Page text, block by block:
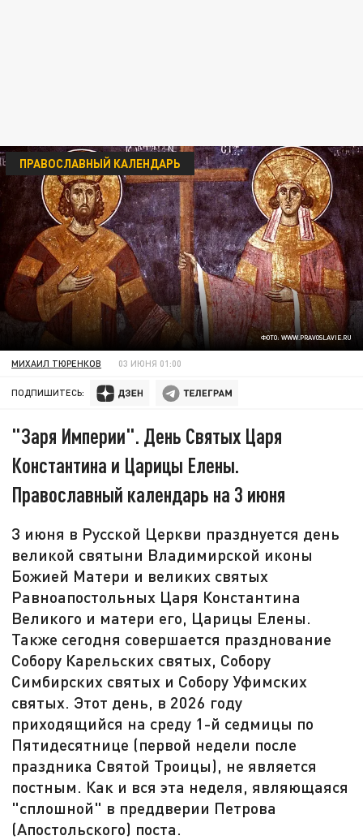
ФОТО: WWW.PRAVOSLAVIE.RU
ПРАВОСЛАВНЫЙ КАЛЕНДАРЬ
МИХАИЛ ТЮРЕНКОВ 03 ИЮНЯ 01:00
ПОДПИШИТЕСЬ:
"Заря Империи". День Святых Царя
Константина и Царицы Елены.
Православный календарь на 3 июня
3 июня в Русской Церкви празднуется день
великой святыни Владимирской иконы
Божией Матери и великих святых
Равноапостольных Царя Константина
Великого и матери его, Царицы Елены.
Также сегодня совершается празднование
Собору Карельских святых, Собору
Симбирских святых и Собору Уфимских
святых. Этот день, в 2026 году
приходящийся на среду 1-й седмицы по
Пятидесятнице (первой недели после
праздника Святой Троицы), не является
постным. Как и вся эта неделя, являющаяся
"сплошной" в преддверии Петрова
(Апостольского) поста.